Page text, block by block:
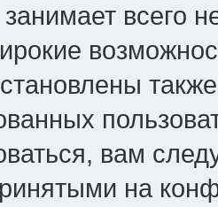
всего
вам
на